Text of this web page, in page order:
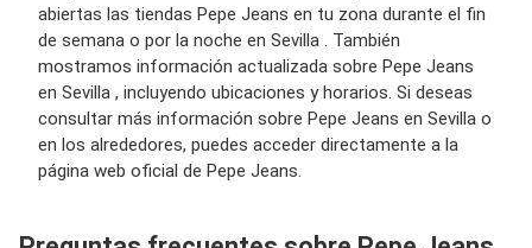
abiertas las tiendas Pepe Jeans en tu zona durante el fin
de semana o por la noche en Sevilla . También
mostramos información actualizada sobre Pepe Jeans
en Sevilla , incluyendo ubicaciones y horarios. Si deseas
consultar más información sobre Pepe Jeans en Sevilla o
en los alrededores, puedes acceder directamente a la
página web oficial de Pepe Jeans.